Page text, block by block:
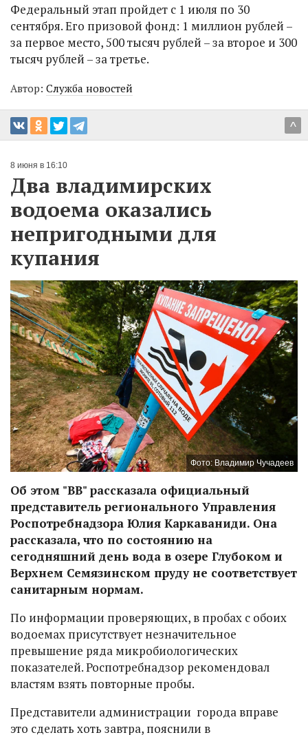
Федеральный этап пройдет с 1 июля по 30
сентября. Его призовой фонд: 1 миллион рублей –
за первое место, 500 тысяч рублей – за второе и 300
тысяч рублей – за третье.
Автор: Служба новостей
^
8 июня в 16:10
Два владимирских
водоема оказались
непригодными для
купания
Фото: Владимир Чучадеев
Об этом "ВВ" рассказала официальный
представитель регионального Управления
Роспотребнадзора Юлия Каркаваниди. Она
рассказала, что по состоянию на
сегодняшний день вода в озере Глубоком и
Верхнем Семязинском пруду не соответствует
санитарным нормам.
По информации проверяющих, в пробах с обоих
водоемах присутствует незначительное
превышение ряда микробиологических
показателей. Роспотребнадзор рекомендовал
властям взять повторные пробы.
Представители администрации города вправе
это сделать хоть завтра, пояснили в